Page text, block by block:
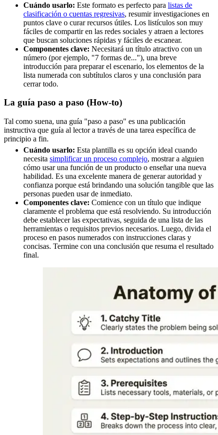
Cuándo usarlo: Este formato es perfecto para listas de
clasificación o cuentas regresivas, resumir investigaciones en
puntos clave o curar recursos útiles. Los listículos son muy
fáciles de compartir en las redes sociales y atraen a lectores
que buscan soluciones rápidas y fáciles de escanear.
Componentes clave: Necesitará un título atractivo con un
número (por ejemplo, "7 formas de..."), una breve
introducción para preparar el escenario, los elementos de la
lista numerada con subtítulos claros y una conclusión para
cerrar todo.
La guía paso a paso (How-to)
Tal como suena, una guía "paso a paso" es una publicación
instructiva que guía al lector a través de una tarea específica de
principio a fin.
Cuándo usarlo: Esta plantilla es su opción ideal cuando
necesita simplificar un proceso complejo, mostrar a alguien
cómo usar una función de un producto o enseñar una nueva
habilidad. Es una excelente manera de generar autoridad y
confianza porque está brindando una solución tangible que las
personas pueden usar de inmediato.
Componentes clave: Comience con un título que indique
claramente el problema que está resolviendo. Su introducción
debe establecer las expectativas, seguida de una lista de las
herramientas o requisitos previos necesarios. Luego, divida el
proceso en pasos numerados con instrucciones claras y
concisas. Termine con una conclusión que resuma el resultado
final.